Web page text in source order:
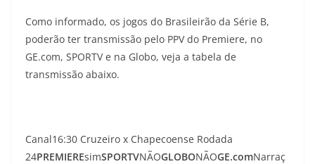
Como informado, os jogos do Brasileirão da Série B,
poderão ter transmissão pelo PPV do Premiere, no
GE.com, SPORTV e na Globo, veja a tabela de
transmissão abaixo.
Canal16:30 Cruzeiro x Chapecoense Rodada
24PREMIEREsimSPORTVNÃOGLOBONÃOGE.comNarraç